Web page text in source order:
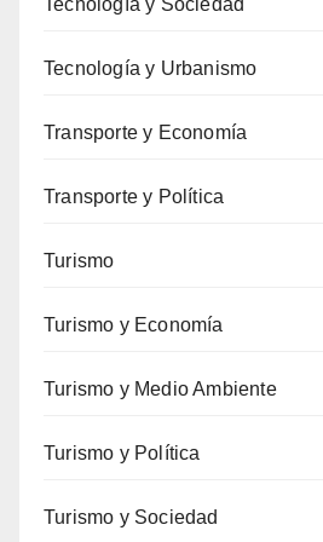
Tecnología y Sociedad
Tecnología y Urbanismo
Transporte y Economía
Transporte y Política
Turismo
Turismo y Economía
Turismo y Medio Ambiente
Turismo y Política
Turismo y Sociedad